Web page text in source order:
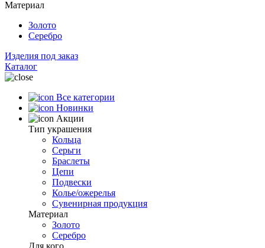
Материал
Золото
Серебро
Изделия под заказ
Каталог
Все категории
Новинки
Акции
Тип украшения
Кольца
Серьги
Браслеты
Цепи
Подвески
Колье/ожерелья
Сувенирная продукция
Материал
Золото
Серебро
Для кого